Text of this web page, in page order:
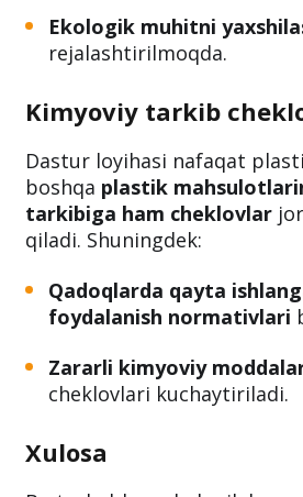
Bioparchalanuvchi
ommalashtirish,
Ekologik muhitni
rejalashtirilmoqda.
Kimyoviy tarkib
Dastur loyihasi nafaqat
tarkibiga ham cheklovlar
qiladi. Shuningdek:
Qadoqlarda qayta
foydalanish normativlari
Zararli kimyoviy moddalar
cheklovlari kuchaytiriladi.